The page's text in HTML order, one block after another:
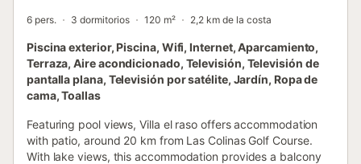
6 pers. 3 dormitorios 120 m² 2,2 km de la costa
Piscina exterior, Piscina, Wifi, Internet, Aparcamiento,
Terraza, Aire acondicionado, Televisión, Televisión de
pantalla plana, Televisión por satélite, Jardín, Ropa de
cama, Toallas
Featuring pool views, Villa el raso offers accommodation
with patio, around 20 km from Las Colinas Golf Course.
With lake views, this accommodation provides a balcony